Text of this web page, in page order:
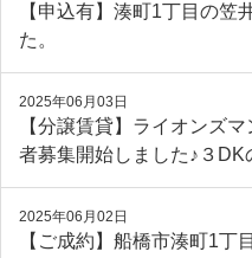
【申込有】湊町1丁目の笠
た。
2025年06月03日
【分譲賃貸】ライオンズ
者募集開始しました♪３DK
2025年06月02日
【ご成約】船橋市湊町1丁